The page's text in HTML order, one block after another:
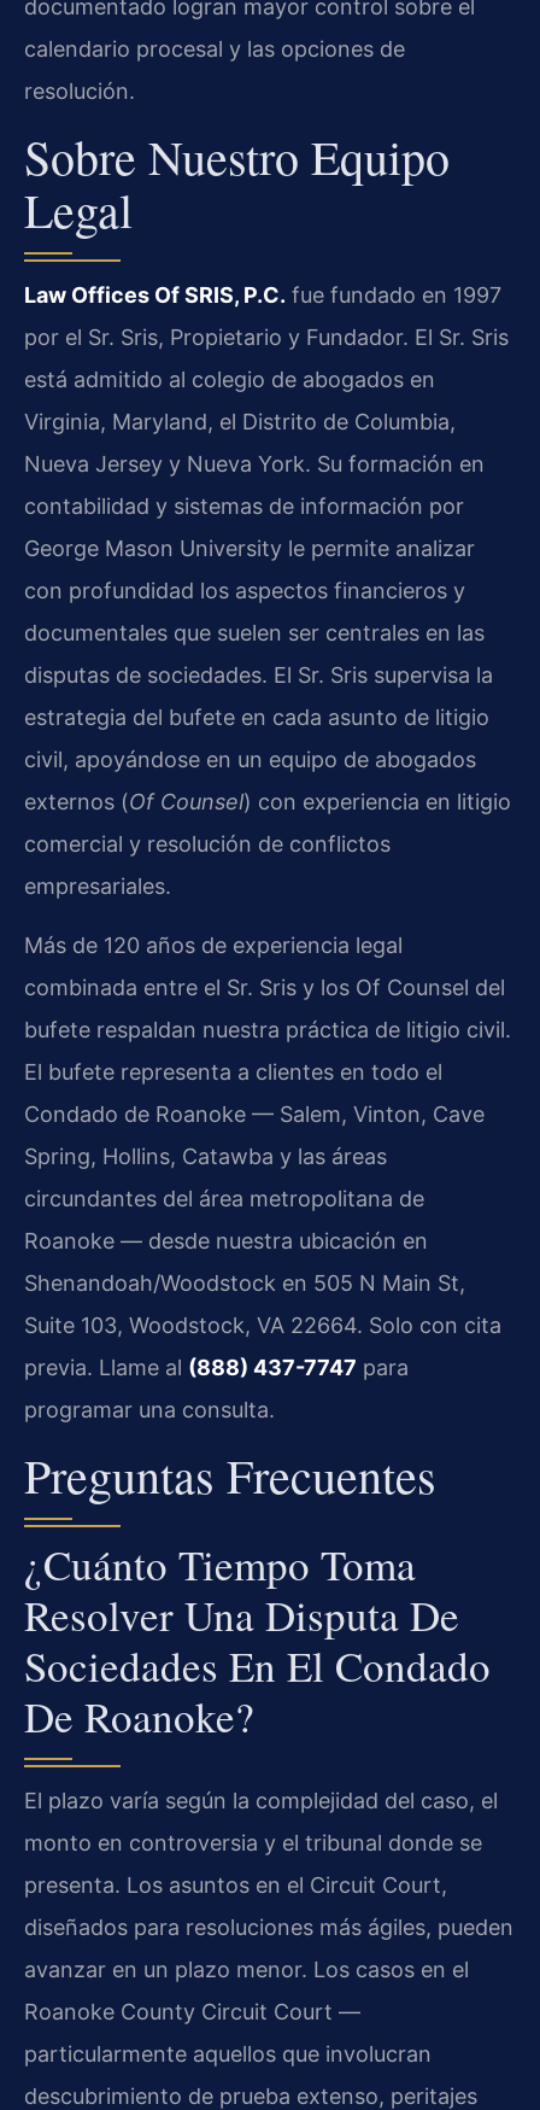
documentado logran mayor control sobre el
calendario procesal y las opciones de
resolución.
Sobre Nuestro Equipo
Legal
Law Offices Of SRIS, P.C. fue fundado en 1997
por el Sr. Sris, Propietario y Fundador. El Sr. Sris
está admitido al colegio de abogados en
Virginia, Maryland, el Distrito de Columbia,
Nueva Jersey y Nueva York. Su formación en
contabilidad y sistemas de información por
George Mason University le permite analizar
con profundidad los aspectos financieros y
documentales que suelen ser centrales en las
disputas de sociedades. El Sr. Sris supervisa la
estrategia del bufete en cada asunto de litigio
civil, apoyándose en un equipo de abogados
externos (Of Counsel) con experiencia en litigio
comercial y resolución de conflictos
empresariales.
Más de 120 años de experiencia legal
combinada entre el Sr. Sris y los Of Counsel del
bufete respaldan nuestra práctica de litigio civil.
El bufete representa a clientes en todo el
Condado de Roanoke — Salem, Vinton, Cave
Spring, Hollins, Catawba y las áreas
circundantes del área metropolitana de
Roanoke — desde nuestra ubicación en
Shenandoah/Woodstock en 505 N Main St,
Suite 103, Woodstock, VA 22664. Solo con cita
previa. Llame al (888) 437-7747 para
programar una consulta.
Preguntas Frecuentes
¿Cuánto Tiempo Toma
Resolver Una Disputa De
Sociedades En El Condado
De Roanoke?
El plazo varía según la complejidad del caso, el
monto en controversia y el tribunal donde se
presenta. Los asuntos en el Circuit Court,
diseñados para resoluciones más ágiles, pueden
avanzar en un plazo menor. Los casos en el
Roanoke County Circuit Court —
particularmente aquellos que involucran
descubrimiento de prueba extenso, peritajes